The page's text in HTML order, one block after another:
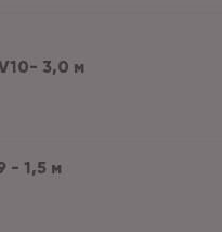
3,0 м
- 1,5 м